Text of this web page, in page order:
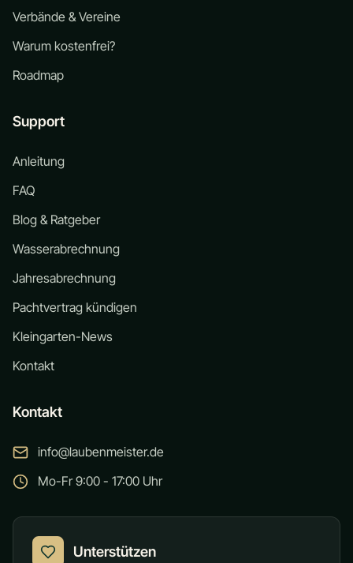
Verbände & Vereine
Warum kostenfrei?
Roadmap
Support
Anleitung
FAQ
Blog & Ratgeber
Wasserabrechnung
Jahresabrechnung
Pachtvertrag kündigen
Kleingarten-News
Kontakt
Kontakt
info@laubenmeister.de
Mo-Fr 9:00 - 17:00 Uhr
Unterstützen